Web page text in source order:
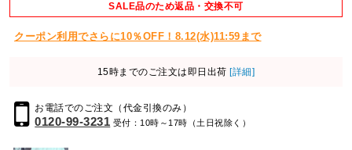
SALE品のため返品・交換不可
クーポン利用でさらに10％OFF！8.12(水)11:59まで
15時までのご注文は即日出荷 [詳細]
お電話でのご注文（代金引換のみ）
0120-99-3231 受付：10時～17時（土日祝除く）